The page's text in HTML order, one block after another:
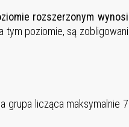
rozszerzonym wynosi
tym poziomie, są zobligowani
grupa licząca maksymalnie 7